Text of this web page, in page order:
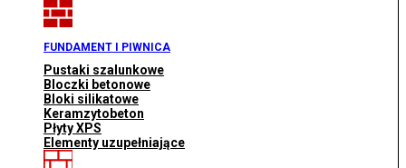
FUNDAMENT I PIWNICA
Pustaki szalunkowe
Bloczki betonowe
Bloki silikatowe
Keramzytobeton
Płyty XPS
Elementy uzupełniające